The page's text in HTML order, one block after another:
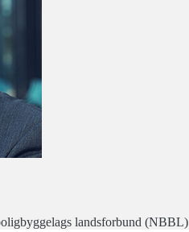
landsforbund (NBBL)